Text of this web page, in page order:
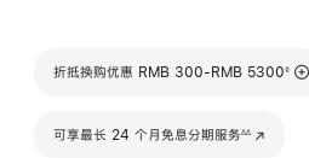
折抵换购优惠 RMB 300-RMB 5300
脚注
◊
可享最长 24 个月免息分期服务∆∆
(在新窗口中打开)